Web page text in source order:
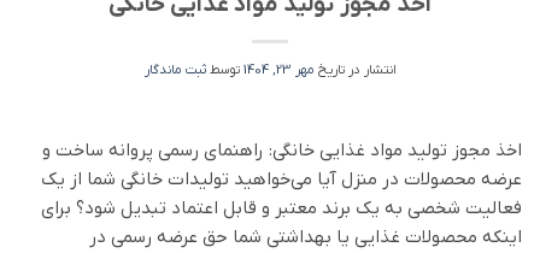
انتشار در تاریخ مهر 23, 1404 توسطثبت ماندگار
اخذ مجوز تولید مواد غذایی خانگی: راهنمای رسمی پروانه ساخت و
عرضه محصولات در منزل آیا می‌خواهید تولیدات خانگی شما از یک
فعالیت شخصی به یک برند معتبر و قابل اعتماد تبدیل شود؟ برای
اینکه محصولات غذایی یا بهداشتی شما حق عرضه رسمی در